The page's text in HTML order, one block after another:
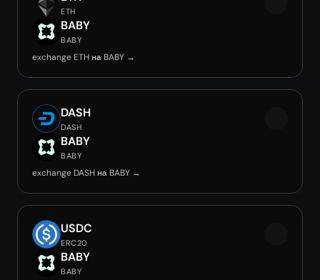
ETH
BABY
BABY
exchange ETH на BABY →
DASH
DASH
BABY
BABY
exchange DASH на BABY →
USDC
ERC20
BABY
BABY